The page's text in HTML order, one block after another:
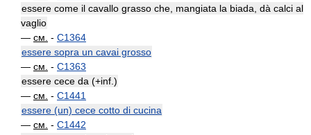
essere come il cavallo grasso che, mangiata la biada, dà calci al
vaglio
— см. - C1364
essere sopra un cavai grosso
— см. - C1363
essere cece da (+inf.)
— см. - C1441
essere (un) cece cotto di cucina
— см. - C1442